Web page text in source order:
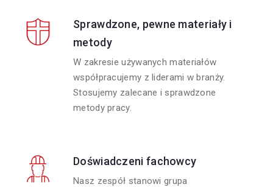
Sprawdzone, pewne materiały i
metody
W zakresie używanych materiałów
współpracujemy z liderami w branży.
Stosujemy zalecane i sprawdzone
metody pracy.
Doświadczeni fachowcy
Nasz zespół stanowi grupa